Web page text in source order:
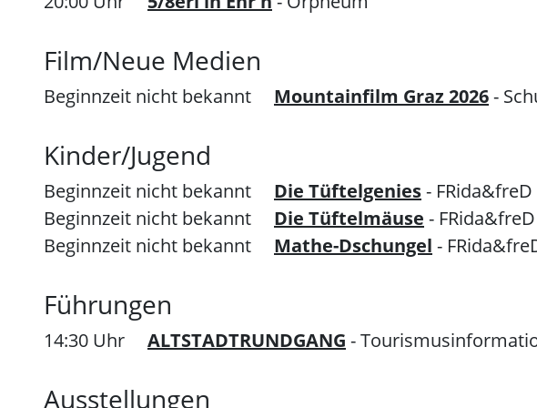
Film/Neue Medien
Beginnzeit nicht bekannt Mountainfilm Graz 2026-
Kinder/Jugend
Beginnzeit nicht bekannt Die Tüftelgenies-
Beginnzeit nicht bekannt
Die Tüftelmäuse -
Beginnzeit nicht bekannt
Mathe-Dschungel -
Führungen
14:30 Uhr ALTSTADTRUNDGANG -
Ausstellungen